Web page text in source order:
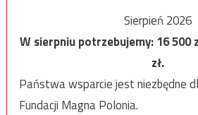
Sierpień 2026
W sierpniu potrzebujemy:16 500
zł.
Państwa wsparcie jest niezbędne
Fundacji Magna Polonia.